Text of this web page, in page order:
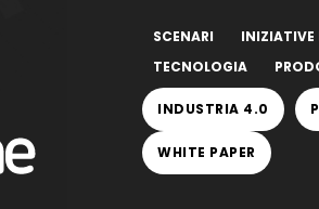
SCENARI INIZIATIVE
TECNOLOGIA
INDUSTRIA 4.0
WHITE PAPER